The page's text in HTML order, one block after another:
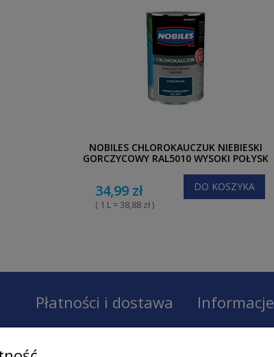
NOBILES CHLOROKAUCZUK NIEBIESKI
GORCZYCOWY RAL5010 WYSOKI POŁYSK
34,99 zł
( 1 L = 38,88 zł )
DO KOSZYKA
Płatności i dostawa Informacje